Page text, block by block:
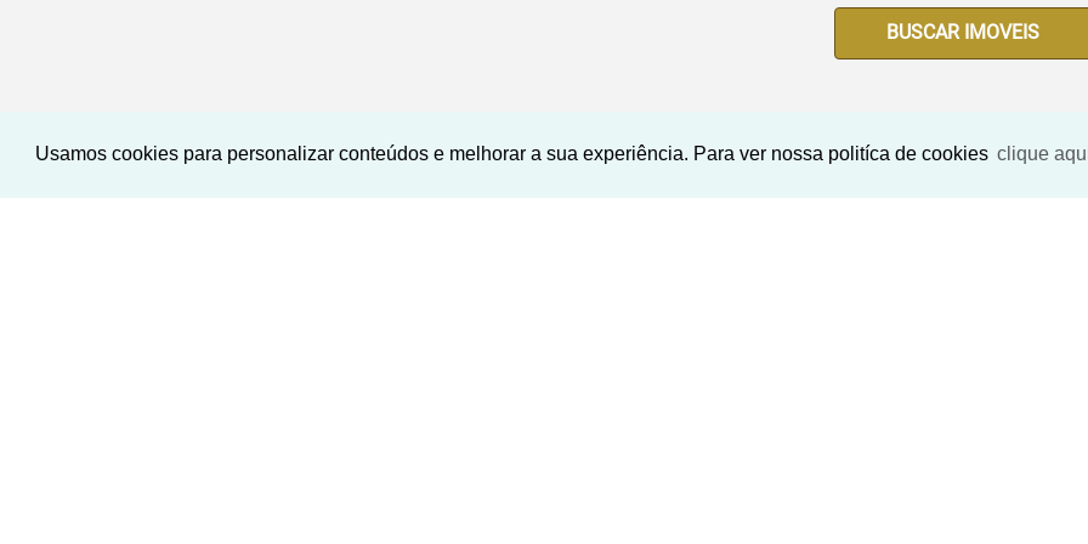
Usamos cookies para personalizar conteúdos e melhorar a sua experiência. Para ver nossa politíca de cookies clique
BUSCAR IMOVEIS